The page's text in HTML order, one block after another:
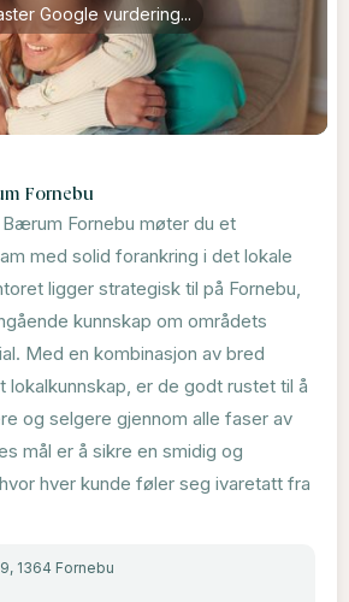
Google vurdering...
Fornebu
Fornebu møter du et
med solid forankring i det lokale
ligger strategisk til på Fornebu,
kunnskap om områdets
Med en kombinasjon av bred
lokalkunnskap, er de godt rustet til å
og selgere gjennom alle faser av
mål er å sikre en smidig og
hver kunde føler seg ivaretatt fra
1364 Fornebu